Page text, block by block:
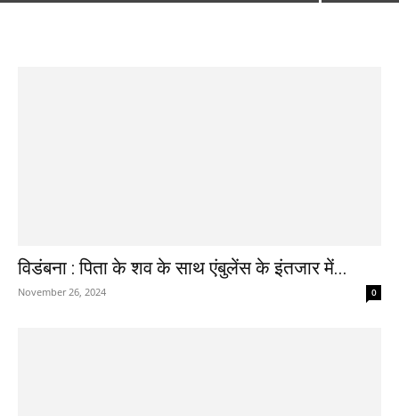
विडंबना : पिता के शव के साथ एंबुलेंस के इंतजार में...
November 26, 2024 0